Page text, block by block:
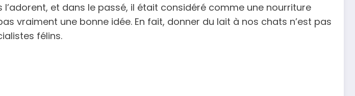
et dans le passé, il était considéré comme une nourriture
vraiment une bonne idée. En fait, donner du lait à nos chats n’est pas
félins.